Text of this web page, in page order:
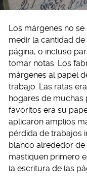
Los márgenes no
medir la cantidad
página, o incluso
tomar notas. Los
márgenes al papel
trabajo. Las ratas
hogares de muchas
favoritos era su
aplicaron amplios
pérdida de trabajos
blanco alrededor
mastiquen primero
la escritura de las